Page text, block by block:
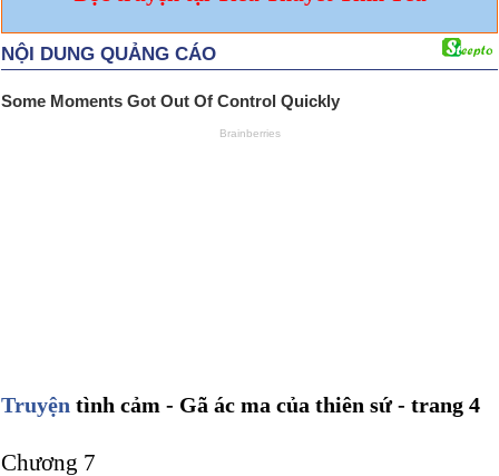
Truyện tình cảm - Gã ác ma của thiên sứ - trang 4
Chương 7